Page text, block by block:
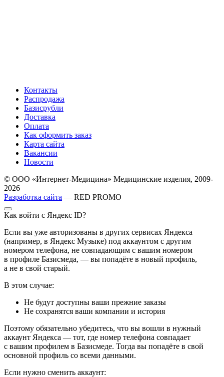
Контакты
Распродажа
Базисрубли
Доставка
Оплата
Как оформить заказ
Карта сайта
Вакансии
Новости
© ООО «Интернет-Медицина» Медицинские изделия, 2009-
2026
Разработка сайта — RED PROMO
Как войти с Яндекс ID?
Если вы уже авторизованы в других сервисах Яндекса
(например, в Яндекс Музыке) под аккаунтом с другим
номером телефона, не совпадающим с вашим номером
в профиле Базисмеда, — вы попадёте в новый профиль,
а не в свой старый.
В этом случае:
Не будут доступны ваши прежние заказы
Не сохранятся ваши компании и история
Поэтому обязательно убедитесь, что вы вошли в нужный
аккаунт Яндекса — тот, где номер телефона совпадает
с вашим профилем в Базисмеде. Тогда вы попадёте в свой
основной профиль со всеми данными.
Если нужно сменить аккаунт: